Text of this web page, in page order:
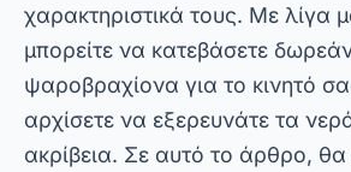
χαρακτηριστικά τους. Με λίγα
μπορείτε να κατεβάσετε
ψαροβραχίονα για το κινητό
αρχίσετε να εξερευνάτε τα
ακρίβεια. Σε αυτό το άρθρο,